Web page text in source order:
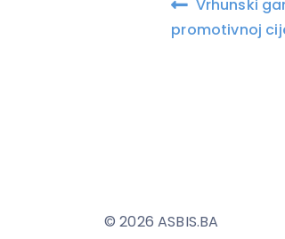
Vrhunski
promotivnoj
© 2026 ASBIS.BA